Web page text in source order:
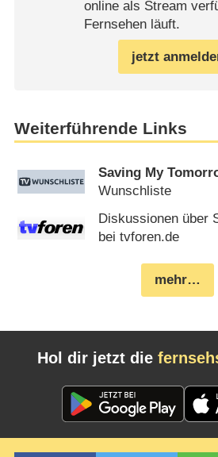
online als Stream
Fernsehen läuft.
jetzt
Weiterführende Links
Saving My
Wunschliste
Diskussionen über
bei tvforen.de
mehr…
Hol dir jetzt die